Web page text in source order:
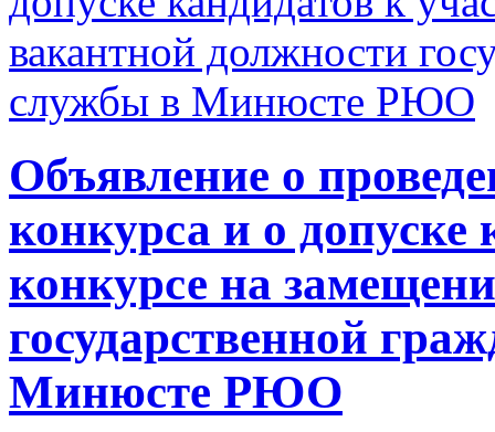
Объявление о
конкурса и о
конкурсе на
государственной
Минюсте РЮО